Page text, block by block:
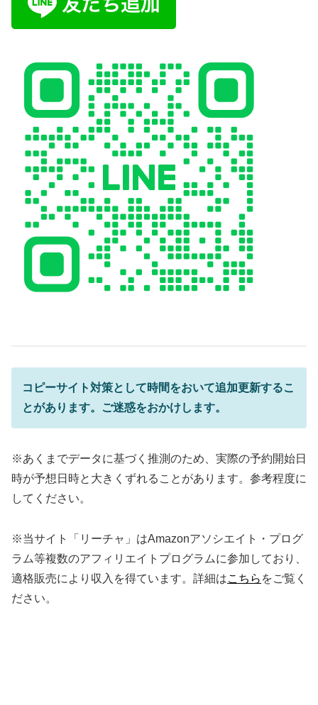
コピーサイト対策として時間をおいて追加更新するこ
とがあります。ご迷惑をおかけします。
※あくまでデータに基づく推測のため、実際の予約開始日
時が予想日時と大きくずれることがあります。参考程度に
してください。
※当サイト「リーチャ」はAmazonアソシエイト・プログ
ラム等複数のアフィリエイトプログラムに参加しており、
適格販売により収入を得ています。詳細はこちら をご覧く
ださい。